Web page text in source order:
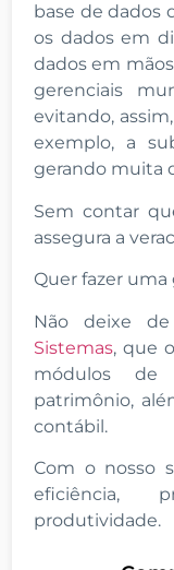
base de dados
os dados em
dados em
gerenciais
evitando,
exemplo, a
gerando muita
Sem contar
assegura a
Quer fazer
Não deixe
Sistemas, que
módulos de
patrimônio,
contábil.
Com o nosso
eficiência,
produtividade.